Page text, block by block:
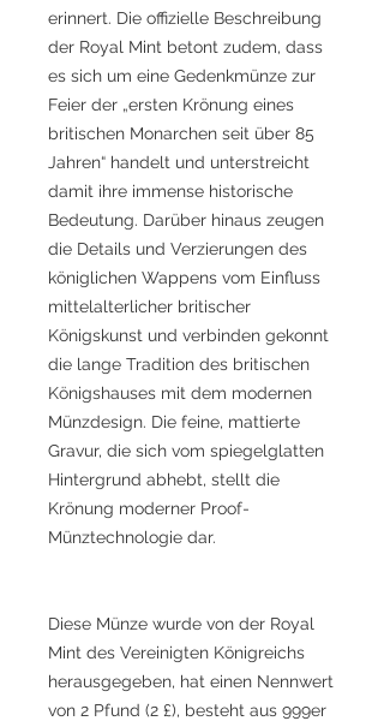
erinnert. Die offizielle Beschreibung
der Royal Mint betont zudem, dass
es sich um eine Gedenkmünze zur
Feier der „ersten Krönung eines
britischen Monarchen seit über 85
Jahren“ handelt und unterstreicht
damit ihre immense historische
Bedeutung. Darüber hinaus zeugen
die Details und Verzierungen des
königlichen Wappens vom Einfluss
mittelalterlicher britischer
Königskunst und verbinden gekonnt
die lange Tradition des britischen
Königshauses mit dem modernen
Münzdesign. Die feine, mattierte
Gravur, die sich vom spiegelglatten
Hintergrund abhebt, stellt die
Krönung moderner Proof-
Münztechnologie dar.
Diese Münze wurde von der Royal
Mint des Vereinigten Königreichs
herausgegeben, hat einen Nennwert
von 2 Pfund (2 £), besteht aus 999er